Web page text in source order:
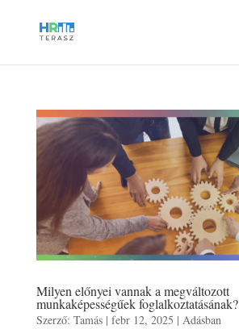
Milyen előnyei vannak a megváltozott
munkaképességűek foglalkoztatásának?
Szerző: Tamás| febr 12, 2025 | Adásban